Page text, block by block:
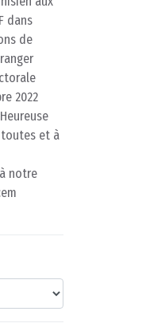
dans
de
2022
Heureuse
toutes et à
à notre